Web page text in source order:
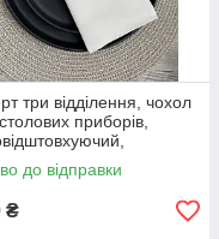
три відділення, чохол
приборів,
до відправки
₴